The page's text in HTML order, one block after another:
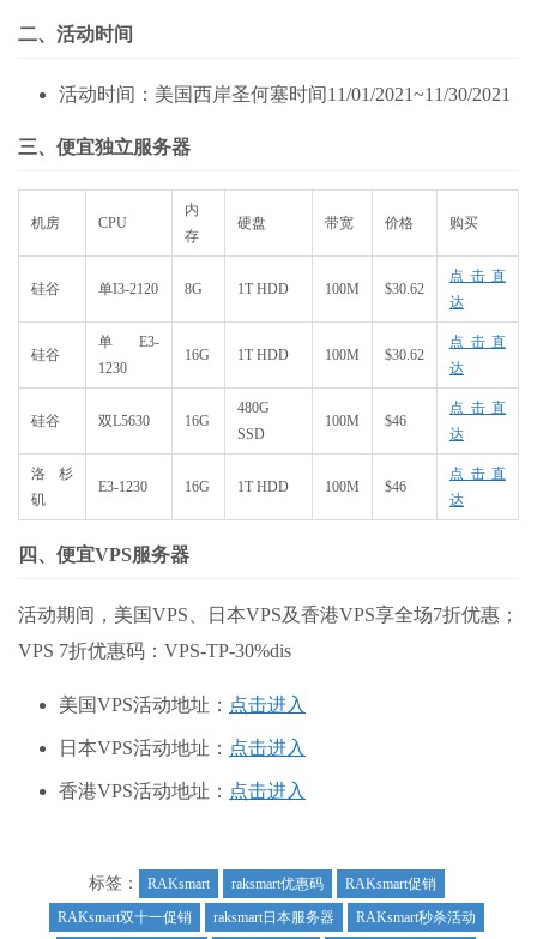
二、活动时间
活动时间：美国西岸圣何塞时间11/01/2021~11/30/2021
三、便宜独立服务器
机房 CPU
内
存
硬盘 带宽 价格 购买
硅谷 单I3-2120 8G 1T HDD 100M $30.62
点击直
达
硅谷
单E3-
1230
16G 1T HDD 100M $30.62
点击直
达
硅谷 双L5630 16G
480G
SSD
100M $46
点击直
达
洛杉
矶
E3-1230 16G 1T HDD 100M $46
点击直
达
四、便宜VPS服务器
活动期间，美国VPS 、日本VPS及香港VPS享全场7折优惠；
VPS 7折优惠码： VPS-TP-30%dis
美国VPS活动地址： 点击进入
日本VPS活动地址： 点击进入
香港VPS活动地址： 点击进入
标签： RAKsmart raksmart优惠码
RAKsmart促销
RAKsmart双十一促销
raksmart日本服务器
RAKsmart秒杀活动